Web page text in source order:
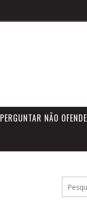
PERGUNTAR NÃO OFENDE